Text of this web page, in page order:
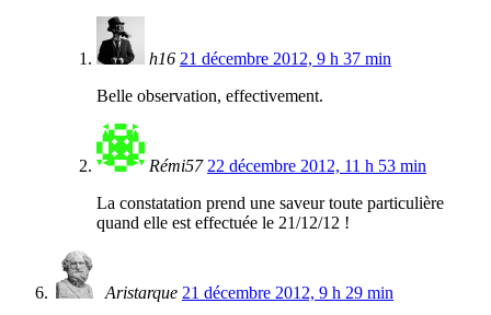
h16 21 décembre 2012, 9 h 37 min
Belle observation, effectivement.
Rémi57 22 décembre 2012, 11 h 53 min
La constatation prend une saveur toute particulière
quand elle est effectuée le 21/12/12 !
Aristarque 21 décembre 2012, 9 h 29 min